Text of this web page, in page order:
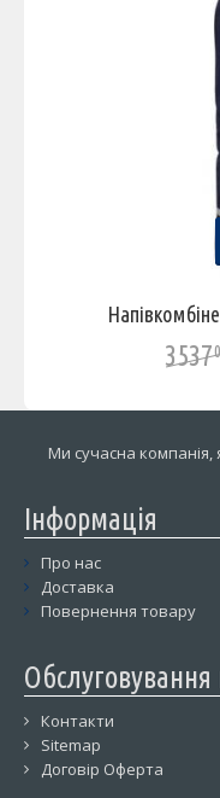
3537
Ми сучасна компанія,
Інформація
Про нас
Доставка
Повернення товару
Обслуговування
Контакти
Sitemap
Договір Оферта